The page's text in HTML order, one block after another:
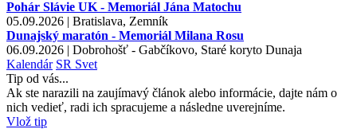
Pohár Slávie UK - Memoriál Jána Matochu
05.09.2026 | Bratislava, Zemník
Dunajský maratón - Memoriál Milana Rosu
06.09.2026 | Dobrohošť - Gabčíkovo, Staré koryto Dunaja
Kalendár SR Svet
Tip od vás...
Ak ste narazili na zaujímavý článok alebo informácie, dajte nám o
nich vedieť, radi ich spracujeme a následne uverejníme.
Vlož tip